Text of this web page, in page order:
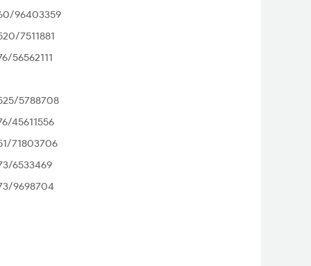
96403359
7511881
56562111
5788708
45611556
71803706
6533469
9698704